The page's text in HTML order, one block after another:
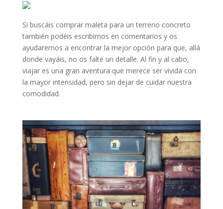
Si buscáis comprar maleta para un terreno concreto
también podéis escribirnos en comentarios y os
ayudaremos a encontrar la mejor opción para que, allá
donde vayáis, no os falte un detalle. Al fin y al cabo,
viajar es una gran aventura que merece ser vivida con
la mayor intensidad, pero sin dejar de cuidar nuestra
comodidad.